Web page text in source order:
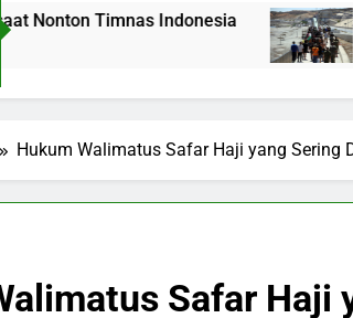
Timnas Indonesia Krisis
6 Jam Ago
Hukum Walimatus Safar Haji yang Sering
Safar Haji